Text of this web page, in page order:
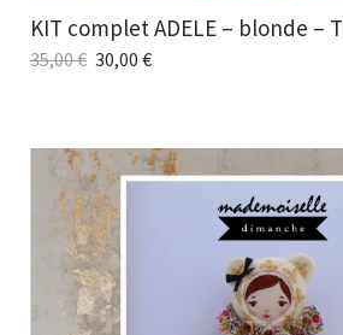
KIT complet ADELE – blonde – T
35,00€ 30,00 €